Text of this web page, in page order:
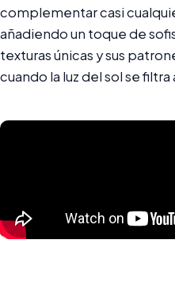
complementar casi
añadiendo un toque de
texturas únicas y sus
cuando la luz del sol se